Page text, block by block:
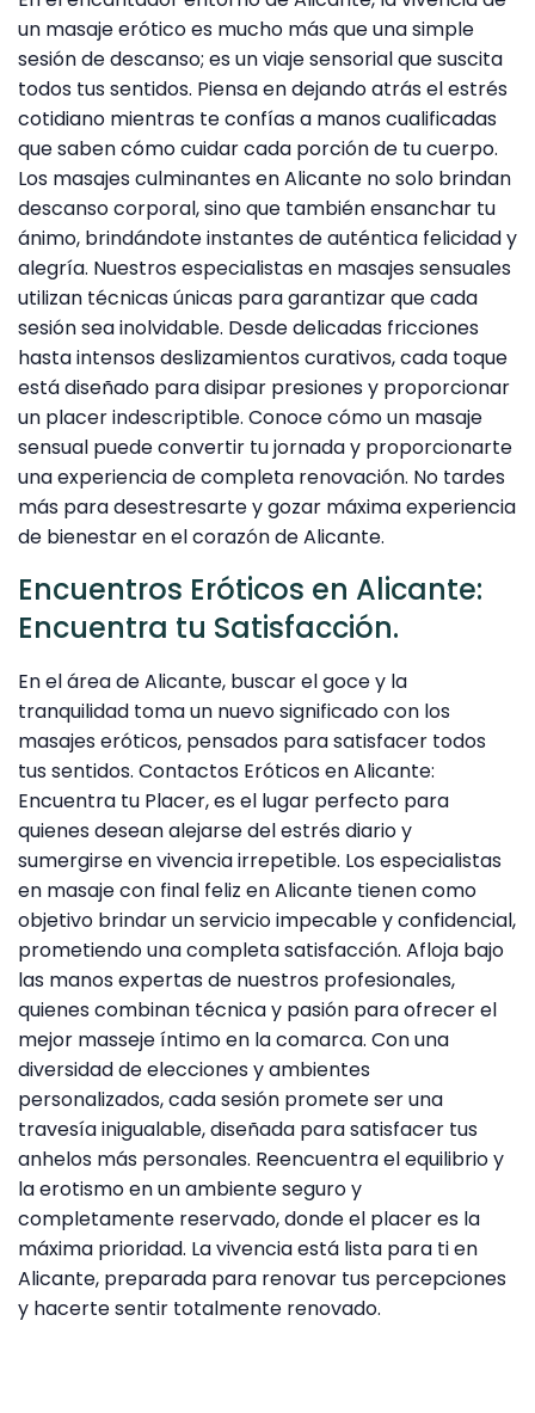
un masaje erótico es mucho más que una simple
sesión de descanso; es un viaje sensorial que suscita
todos tus sentidos. Piensa en dejando atrás el estrés
cotidiano mientras te confías a manos cualificadas
que saben cómo cuidar cada porción de tu cuerpo.
Los masajes culminantes en Alicante no solo brindan
descanso corporal, sino que también ensanchar tu
ánimo, brindándote instantes de auténtica felicidad y
alegría. Nuestros especialistas en masajes sensuales
utilizan técnicas únicas para garantizar que cada
sesión sea inolvidable. Desde delicadas fricciones
hasta intensos deslizamientos curativos, cada toque
está diseñado para disipar presiones y proporcionar
un placer indescriptible. Conoce cómo un masaje
sensual puede convertir tu jornada y proporcionarte
una experiencia de completa renovación. No tardes
más para desestresarte y gozar máxima experiencia
de bienestar en el corazón de Alicante.
Encuentros Eróticos en Alicante:
Encuentra tu Satisfacción.
En el área de Alicante, buscar el goce y la
tranquilidad toma un nuevo significado con los
masajes eróticos, pensados para satisfacer todos
tus sentidos. Contactos Eróticos en Alicante:
Encuentra tu Placer, es el lugar perfecto para
quienes desean alejarse del estrés diario y
sumergirse en vivencia irrepetible. Los especialistas
en masaje con final feliz en Alicante tienen como
objetivo brindar un servicio impecable y confidencial,
prometiendo una completa satisfacción. Afloja bajo
las manos expertas de nuestros profesionales,
quienes combinan técnica y pasión para ofrecer el
mejor masseje íntimo en la comarca. Con una
diversidad de elecciones y ambientes
personalizados, cada sesión promete ser una
travesía inigualable, diseñada para satisfacer tus
anhelos más personales. Reencuentra el equilibrio y
la erotismo en un ambiente seguro y
completamente reservado, donde el placer es la
máxima prioridad. La vivencia está lista para ti en
Alicante, preparada para renovar tus percepciones
y hacerte sentir totalmente renovado.